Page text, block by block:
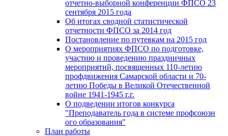
отчетно-выборной конференции ФПСО 23
сентября 2015 года
Об итогах сводной статистической
отчетности ФПСО за 2014 год
Постановление по путевкам на 2015 год
О мероприятиях ФПСО по подготовке,
участию и проведению праздничных
мероприятий, посвященных 110-летию
профдвижения Самарской области и 70-
летию Победы в Великой Отечественной
войне 1941-1945 г.г.
О подведении итогов конкурса
"Преподаватель года в системе профсоюзн
ого образования"
План работы